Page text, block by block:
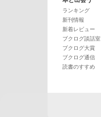
ランキング
新刊情報
新着レビュー
ブクログ談話室
ブクログ大賞
ブクログ通信
読書のすすめ